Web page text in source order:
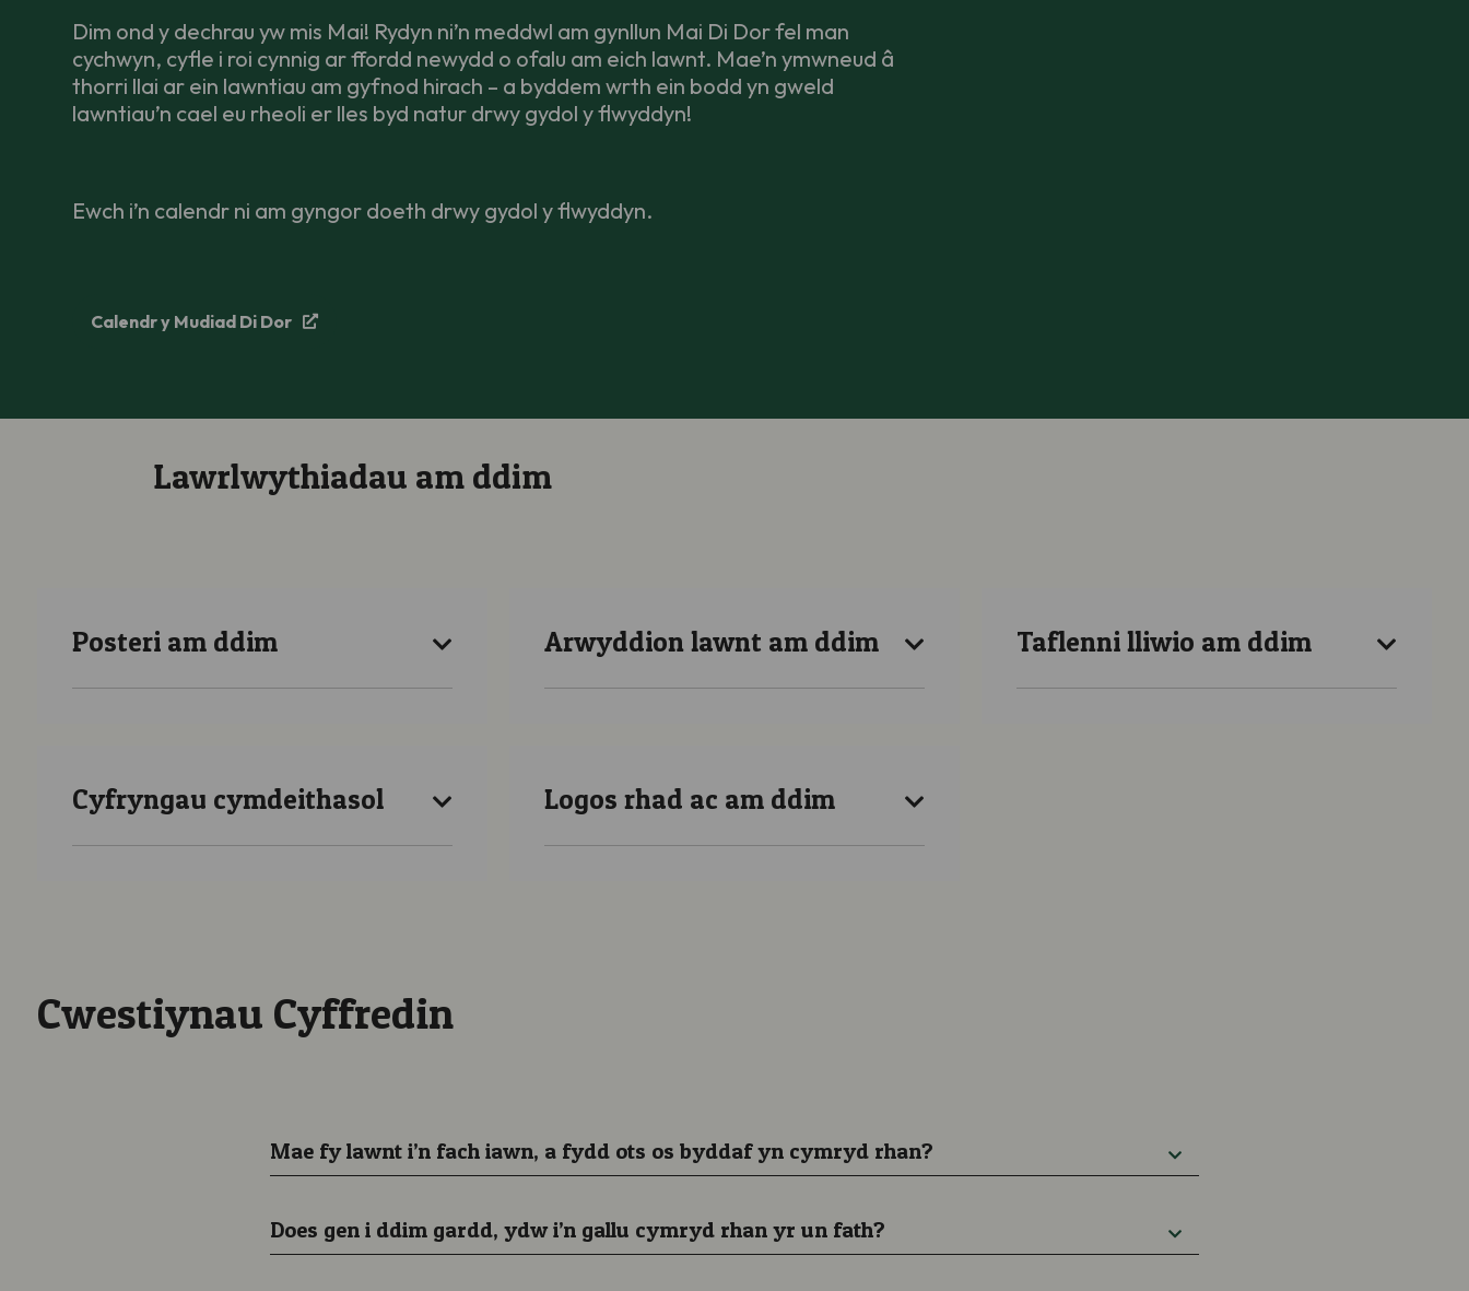
Dim ond y dechrau yw mis Mai! Rydyn ni’n meddwl am gynllun Mai Di Dor fel man
cychwyn, cyfle i roi cynnig ar ffordd newydd o ofalu am eich lawnt. Mae’n ymwneud â
thorri llai ar ein lawntiau am gyfnod hirach – a byddem wrth ein bodd yn gweld
lawntiau’n cael eu rheoli er lles byd natur drwy gydol y flwyddyn!
Ewch i’n calendr ni am gyngor doeth drwy gydol y flwyddyn.
Calendr y Mudiad Di Dor
Lawrlwythiadau am ddim
Posteri am ddim Arwyddion lawnt am ddim Taflenni lliwio am ddim
Cyfryngau cymdeithasol Logos rhad ac am ddim
Cwestiynau Cyffredin
Mae fy lawnt i’n fach iawn, a fydd ots os byddaf yn cymryd rhan?
Does gen i ddim gardd, ydw i’n gallu cymryd rhan yr un fath?